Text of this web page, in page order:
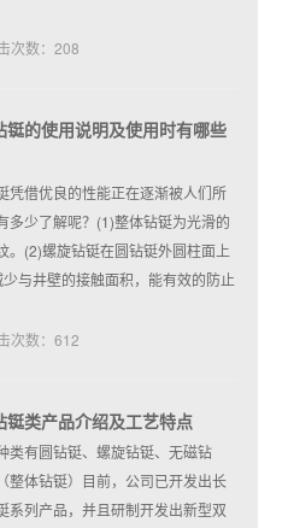
次数：208
铤的使用说明及使用时有哪些
凭借优良的性能正在逐渐被人们所
多少了解呢？(1)整体钻铤为光滑的
。(2)螺旋钻铤在圆钻铤外圆柱面上
与井壁的接触面积，能有效的防止
次数：612
铤类产品介绍及工艺特点
类有圆钻铤、螺旋钻铤、无磁钻
整体钻铤）目前，公司已开发出长
系列产品，并且研制开发出新型双